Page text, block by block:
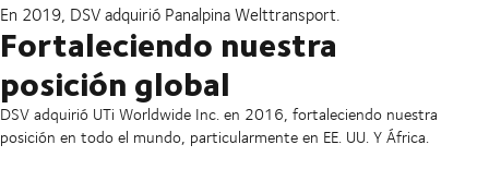
En 2019, DSV adquirió Panalpina Welttransport.
Fortaleciendo nuestra
posición global
DSV adquirió UTi Worldwide Inc. en 2016, fortaleciendo nuestra
posición en todo el mundo, particularmente en EE. UU. Y África.